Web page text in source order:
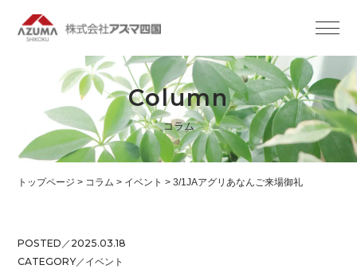
Column
コラム
トップページ > コラム > イベント >3/1JAアグリあなんご来場御礼
POSTED／2025.03.18
CATEGORY／ イベント